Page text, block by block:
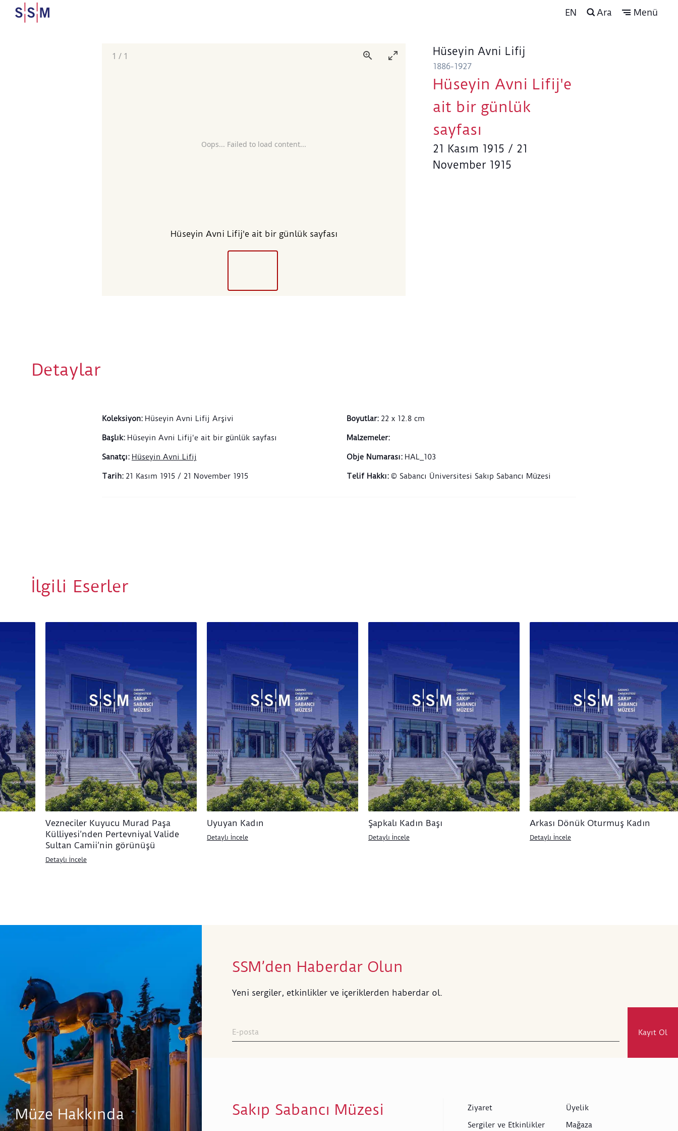
EN Ara Menü
Oops... Failed to load content...
1 / 1
Hüseyin Avni Lifij'e ait bir günlük sayfası
Hüseyin Avni Lifij
1886-1927
Hüseyin Avni Lifij'e
ait bir günlük
sayfası
21 Kasım 1915 / 21
November 1915
Detaylar
Koleksiyon: Hüseyin Avni Lifij Arşivi
Başlık: Hüseyin Avni Lifij'e ait bir günlük sayfası
Sanatçı: Hüseyin Avni Lifij
Tarih: 21 Kasım 1915 / 21 November 1915
Boyutlar: 22 x 12.8 cm
Malzemeler:
Obje Numarası: HAL_103
Telif Hakkı: © Sabancı Üniversitesi Sakıp Sabancı Müzesi
İlgili Eserler
Vezneciler Kuyucu Murad Paşa
Külliyesi’nden Pertevniyal Valide
Sultan Camii’nin görünüşü
Detaylı İncele
Uyuyan Kadın
Detaylı İncele
Şapkalı Kadın Başı
Detaylı İncele
Arkası Dönük Oturmuş Kadın
Detaylı İncele
Müze Hakkında
SSM’den Haberdar Olun
Yeni sergiler, etkinlikler ve içeriklerden haberdar ol.
Kayıt Ol
Sakıp Sabancı Müzesi
Ziyaret
Sergiler ve Etkinlikler
Üyelik
Mağaza